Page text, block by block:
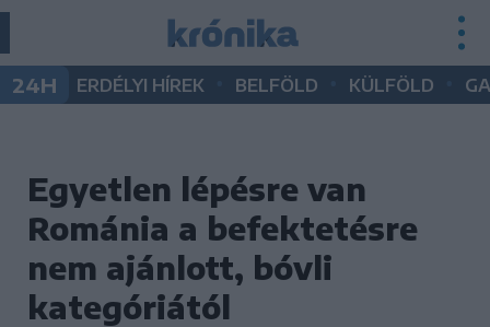
24H ERDÉLYI HÍREK BELFÖLD KÜLFÖLD
Egyetlen lépésre van
Románia a befektetésre
nem ajánlott, bóvli
kategóriától